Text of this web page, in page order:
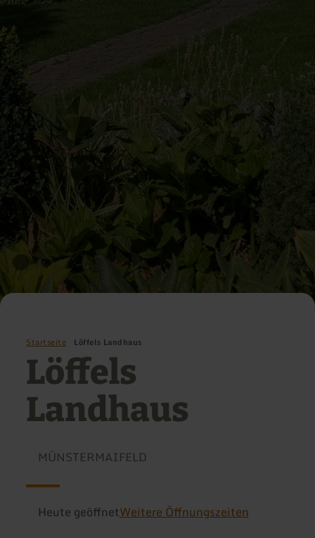
Startseite Löffels Landhaus
Löffels
Landhaus
MÜNSTERMAIFELD
Heute geöffnetWeitere Öffnungszeiten